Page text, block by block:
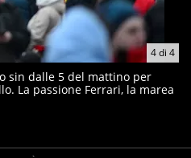
4di 4
sin dalle 5 del mattino per
La passione Ferrari, la marea